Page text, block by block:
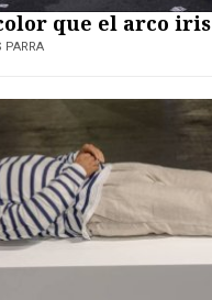
que el arco iris
PARRA